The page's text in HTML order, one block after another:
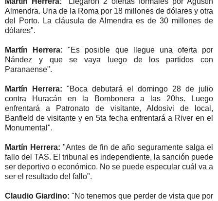
Almendra. Una de la Roma por 18 millones de dólares y otra
del Porto. La cláusula de Almendra es de 30 millones de
dólares".
Martín Herrera:"Es posible que llegue una oferta por
Nández y que se vaya luego de los partidos con
Paranaense".
Martín Herrera: "Boca debutará el domingo 28 de julio
contra Huracán en la Bombonera a las 20hs. Luego
enfrentará a Patronato de visitante, Aldosivi de local,
Banfield de visitante y en 5ta fecha enfrentará a River en el
Monumental".
Martín Herrera:"Antes de fin de año seguramente salga el
fallo del TAS. El tribunal es independiente, la sanción puede
ser deportivo o económico. No se puede especular cuál va a
ser el resultado del fallo".
Claudio Giardino:"No tenemos que perder de vista que por